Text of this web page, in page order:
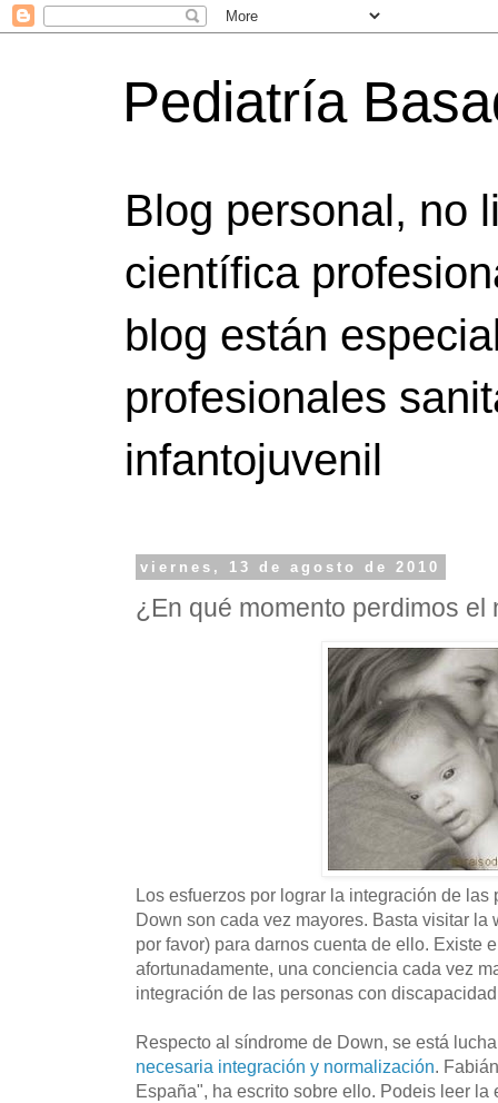
Pediatría
Blog personal, no
científica
blog están
profesionales
infantojuvenil
viernes, 13 de agosto de 2010
¿En qué momento perdimos el
Los esfuerzos por lograr la integración de las
Down son cada vez mayores. Basta visitar la
por favor) para darnos cuenta de ello. Existe
afortunadamente, una conciencia cada vez
integración de las personas con
Respecto al síndrome de Down, se está
necesaria integración y normalización.
España", ha escrito sobre ello. Podeis leer la